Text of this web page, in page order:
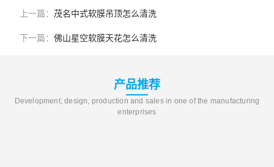
上一篇： 茂名中式软膜吊顶怎么清洗
下一篇： 佛山星空软膜天花怎么清洗
产品推荐
Development, design, production and sales in one of the manufacturing
enterprises